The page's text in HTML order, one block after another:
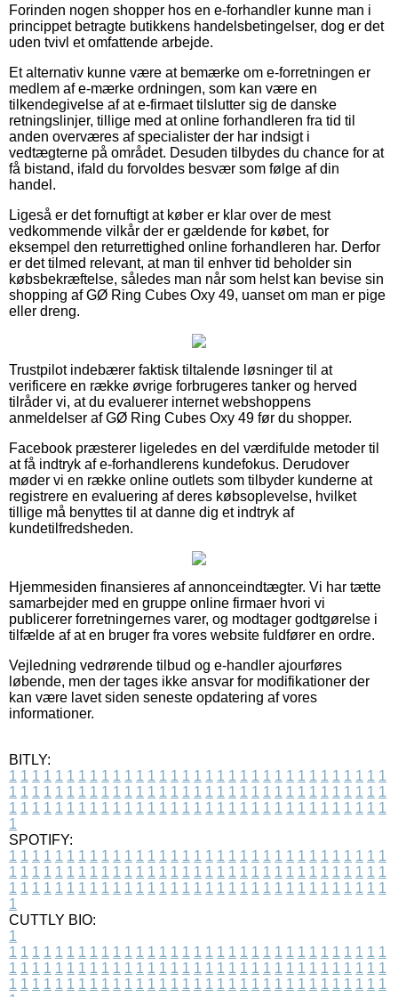
Forinden nogen shopper hos en e-forhandler kunne man i
princippet betragte butikkens handelsbetingelser, dog er det
uden tvivl et omfattende arbejde.
Et alternativ kunne være at bemærke om e-forretningen er
medlem af e-mærke ordningen, som kan være en
tilkendegivelse af at e-firmaet tilslutter sig de danske
retningslinjer, tillige med at online forhandleren fra tid til
anden overværes af specialister der har indsigt i
vedtægterne på området. Desuden tilbydes du chance for at
få bistand, ifald du forvoldes besvær som følge af din
handel.
Ligeså er det fornuftigt at køber er klar over de mest
vedkommende vilkår der er gældende for købet, for
eksempel den returrettighed online forhandleren har. Derfor
er det tilmed relevant, at man til enhver tid beholder sin
købsbekræftelse, således man når som helst kan bevise sin
shopping af GØ Ring Cubes Oxy 49, uanset om man er pige
eller dreng.
Trustpilot indebærer faktisk tiltalende løsninger til at
verificere en række øvrige forbrugeres tanker og herved
tilråder vi, at du evaluerer internet webshoppens
anmeldelser af GØ Ring Cubes Oxy 49 før du shopper.
Facebook præsterer ligeledes en del værdifulde metoder til
at få indtryk af e-forhandlerens kundefokus. Derudover
møder vi en række online outlets som tilbyder kunderne at
registrere en evaluering af deres købsoplevelse, hvilket
tillige må benyttes til at danne dig et indtryk af
kundetilfredsheden.
Hjemmesiden finansieres af annonceindtægter. Vi har tætte
samarbejder med en gruppe online firmaer hvori vi
publicerer forretningernes varer, og modtager godtgørelse i
tilfælde af at en bruger fra vores website fuldfører en ordre.
Vejledning vedrørende tilbud og e-handler ajourføres
løbende, men der tages ikke ansvar for modifikationer der
kan være lavet siden seneste opdatering af vores
informationer.
BITLY:
1 1 1 1 1 1 1 1 1 1 1 1 1 1 1 1 1 1 1 1 1 1 1 1 1 1 1 1 1 1 1 1 1
1 1 1 1 1 1 1 1 1 1 1 1 1 1 1 1 1 1 1 1 1 1 1 1 1 1 1 1 1 1 1 1 1
1 1 1 1 1 1 1 1 1 1 1 1 1 1 1 1 1 1 1 1 1 1 1 1 1 1 1 1 1 1 1 1 1
1
SPOTIFY:
1 1 1 1 1 1 1 1 1 1 1 1 1 1 1 1 1 1 1 1 1 1 1 1 1 1 1 1 1 1 1 1 1
1 1 1 1 1 1 1 1 1 1 1 1 1 1 1 1 1 1 1 1 1 1 1 1 1 1 1 1 1 1 1 1 1
1 1 1 1 1 1 1 1 1 1 1 1 1 1 1 1 1 1 1 1 1 1 1 1 1 1 1 1 1 1 1 1 1
1
CUTTLY BIO:
1
1 1 1 1 1 1 1 1 1 1 1 1 1 1 1 1 1 1 1 1 1 1 1 1 1 1 1 1 1 1 1 1 1
1 1 1 1 1 1 1 1 1 1 1 1 1 1 1 1 1 1 1 1 1 1 1 1 1 1 1 1 1 1 1 1 1
1 1 1 1 1 1 1 1 1 1 1 1 1 1 1 1 1 1 1 1 1 1 1 1 1 1 1 1 1 1 1 1 1